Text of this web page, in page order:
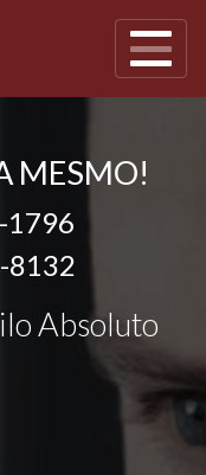
MESMO!
1796
8132
Absoluto